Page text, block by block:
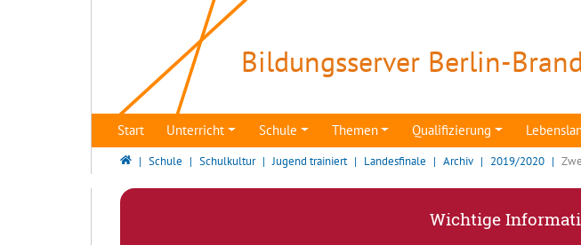
Bildungsserver Berlin-
Start Unterricht Schule Themen Qualifizierung
Bildungsserver Berlin - Brandenburg
Schule Schulkultur Jugend trainiert Landesfinale Archiv 2019/2020
Wichtige